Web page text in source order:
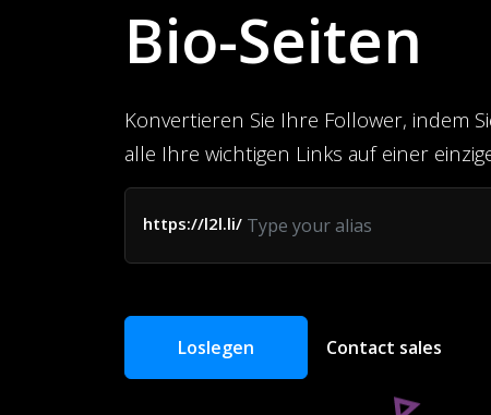
Bio-Seiten
Konvertieren Sie Ihre Follower, indem
alle Ihre wichtigen Links auf einer
https://l2l.li/
Loslegen Contact sales